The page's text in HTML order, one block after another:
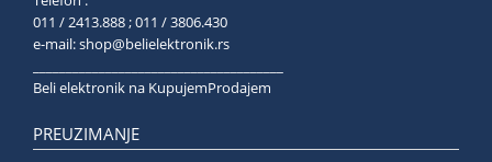
011 / 2413.888 ; 011 / 3806.430
e-mail:shop@belielektronik.rs
Beli elektronik na KupujemProdajem
PREUZIMANJE